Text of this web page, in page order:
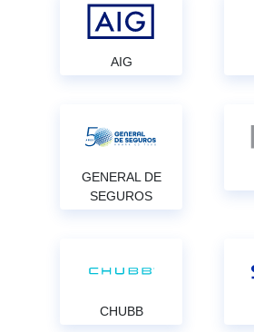
AIG
GENERAL DE
SEGUROS
CHUBB